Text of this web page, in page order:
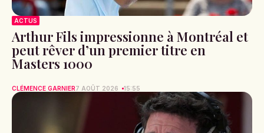
ACTUS
Arthur Fils impressionne à Montréal et
peut rêver d’un premier titre en
Masters 1000
CLÉMENCE GARNIER7 AOÛT 2026 15:55